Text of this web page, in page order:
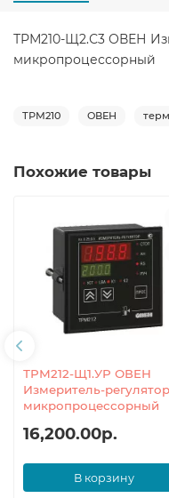
ТРМ210-Щ2.С3 ОВЕН
микропроцессорный
ТРМ210 ОВЕН
Похожие товары
ТРМ212-Щ1.УР ОВЕН
Измеритель-регулятор
микропроцессорный
16,200.00р.
В корзину